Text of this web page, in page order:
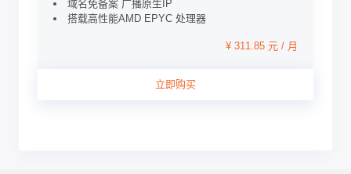
域名免备案 广播原生IP
搭载高性能AMD EPYC 处理器
¥ 311.85 元 / 月
立即购买